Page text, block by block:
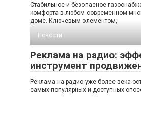
Стабильное и безопасное
комфорта в любом современном
доме. Ключевым элементом,
Новости
Реклама на радио:
инструмент
Реклама на радио уже более века
самых популярных и доступных